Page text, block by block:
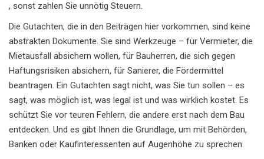
, sonst zahlen Sie unnötig Steuern.
Die Gutachten, die in den Beiträgen hier vorkommen, sind keine
abstrakten Dokumente. Sie sind Werkzeuge – für Vermieter, die
Mietausfall absichern wollen, für Bauherren, die sich gegen
Haftungsrisiken absichern, für Sanierer, die Fördermittel
beantragen. Ein Gutachten sagt nicht, was Sie tun sollen – es
sagt, was möglich ist, was legal ist und was wirklich kostet. Es
schützt Sie vor teuren Fehlern, die andere erst nach dem Bau
entdecken. Und es gibt Ihnen die Grundlage, um mit Behörden,
Banken oder Kaufinteressenten auf Augenhöhe zu sprechen.